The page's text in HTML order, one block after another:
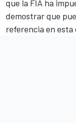
que la FIA ha
demostrar que
referencia en esta